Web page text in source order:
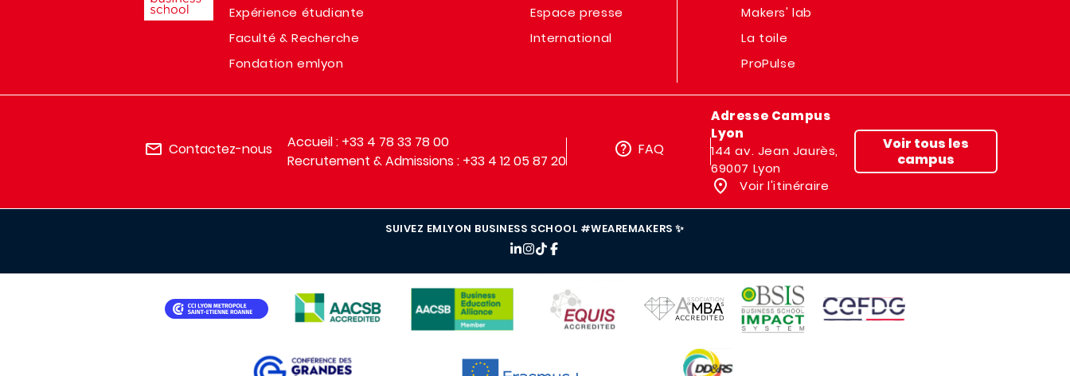
Expérience étudiante
Faculté & Recherche
Fondation emlyon
Espace presse
International
Makers' lab
La toile
ProPulse
Contactez-nous
Accueil : +33 4 78 33 78 00
Recrutement & Admissions : +33 4 12 05 87 20
FAQ
Adresse Campus
Lyon
144 av. Jean Jaurès,
69007 Lyon
Voir l'itinéraire
Voir tous les
campus
SUIVEZ EMLYON BUSINESS SCHOOL #WEAREMAKERS ✨
IMAGE
IMAGE
IMAGE
IMAGE
IMAGE IMAGE